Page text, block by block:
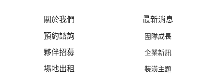
關於我們
預約諮詢
夥伴招募
場地出租
最新消息
團隊成長
企業新訊
裝潢主題